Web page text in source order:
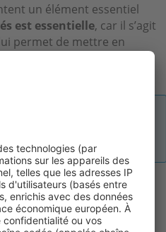
un élément essentiel
est essentielle, car il s’agit
permet de mettre en
vous pouvez
protections à